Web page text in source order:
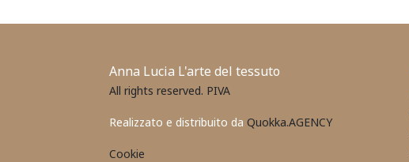
Anna Lucia L'arte del tessuto
All rights reserved. PIVA
Realizzato e distribuito da Quokka.AGENCY
Cookie